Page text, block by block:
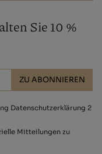
Sie 10 %
ZU ABONNIEREN
Datenschutzerklärung 2
Mitteilungen zu